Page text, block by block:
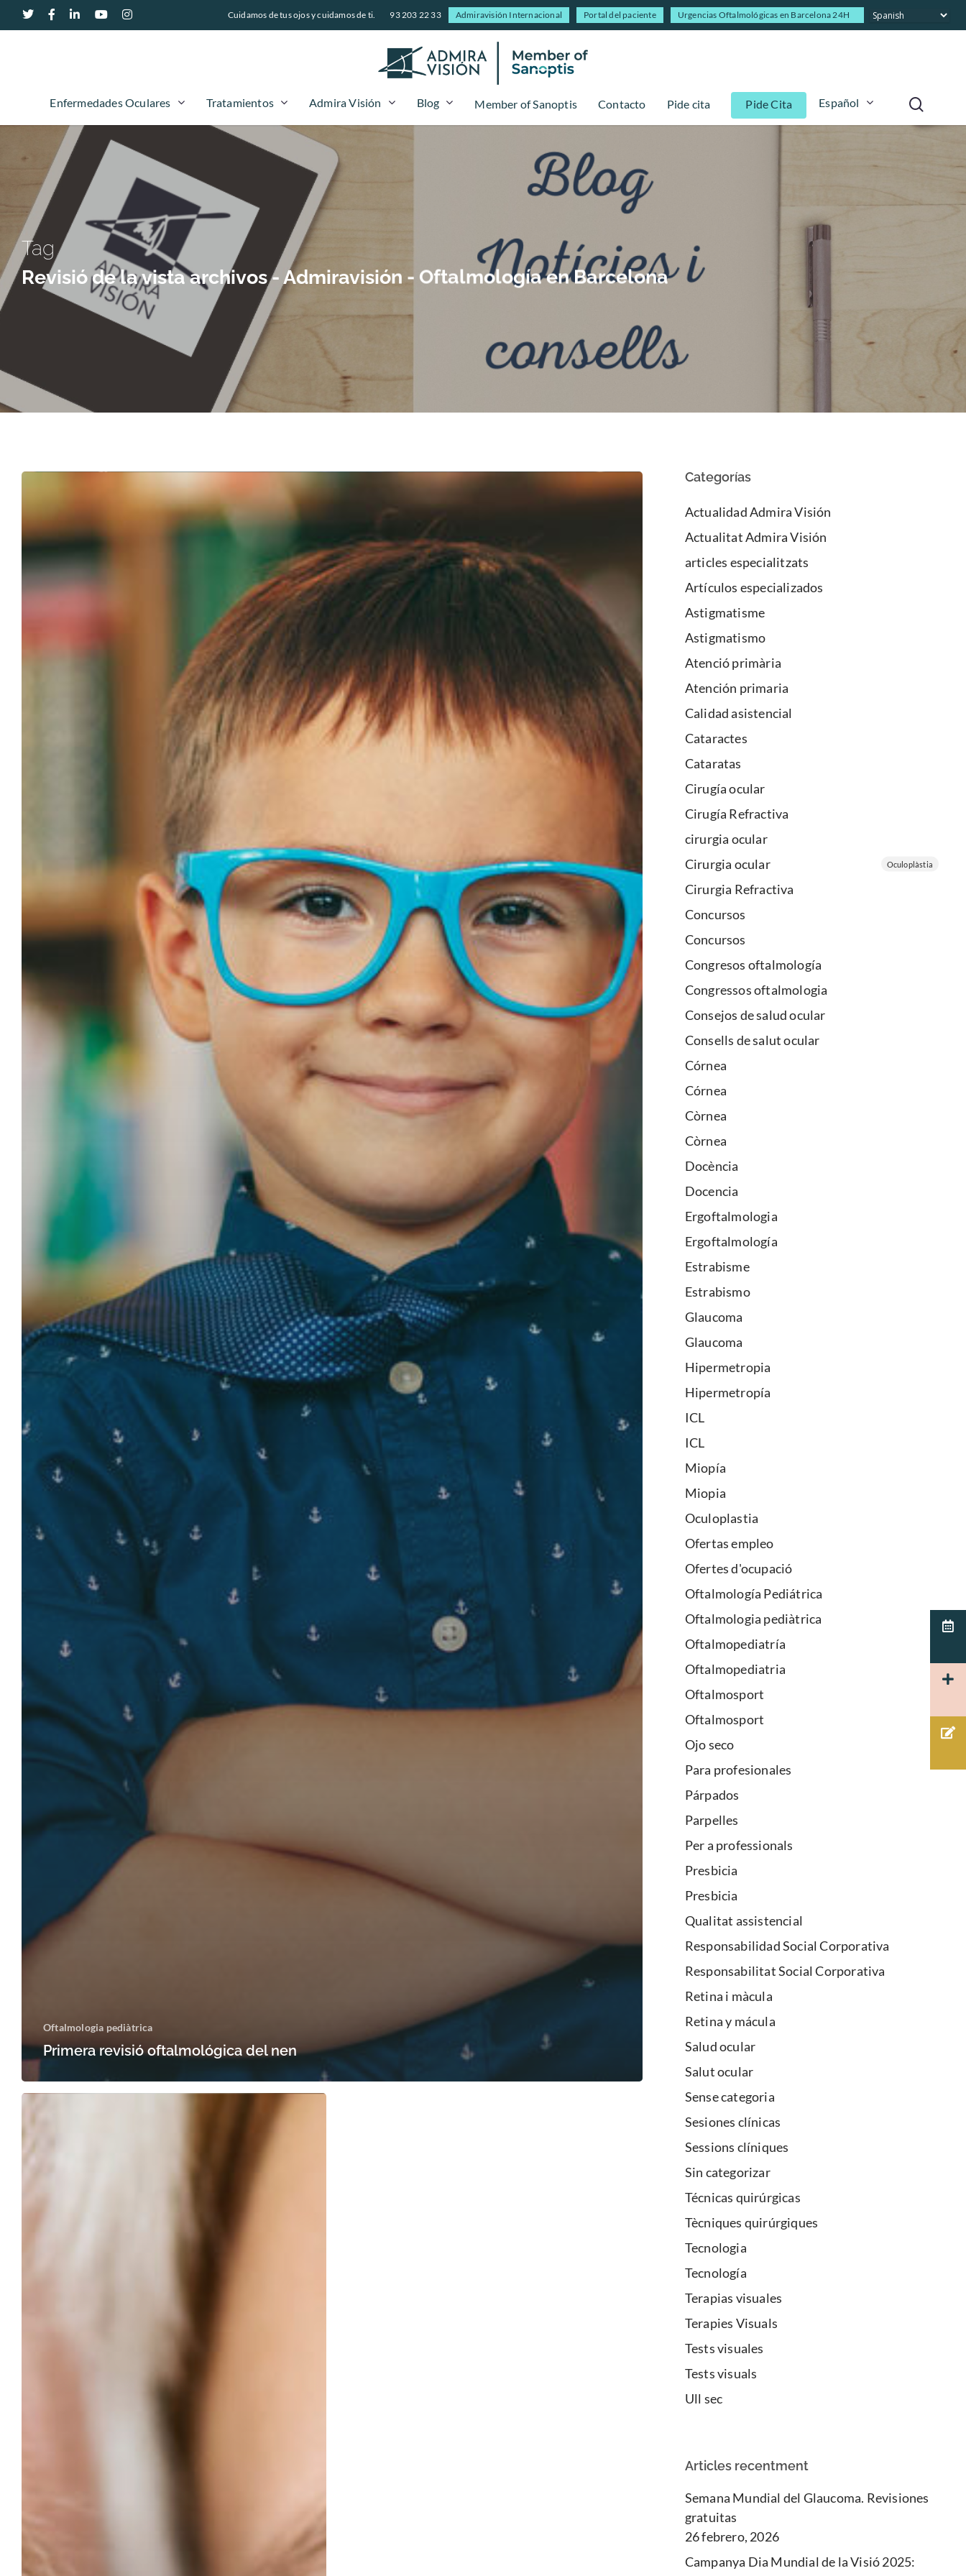
Cuidamos de tus ojos y cuidamos de ti. 93 203 22 33 Admiravisión Internacional Portal del paciente Urgencias Oftalmológicas en Barcelona 24H
Hit enter to search or ESC to close
Enfermedades Oculares Tratamientos Admira Visión Blog Member of Sanoptis Contacto Pide cita Pide Cita Español
Tag
Revisió de la vista archivos - Admiravisión - Oftalmología en Barcelona
Oftalmologia pediàtrica
Primera revisió oftalmológica del nen
Categorías
Actualidad Admira Visión
Actualitat Admira Visión
articles especialitzats
Artículos especializados
Astigmatisme
Astigmatismo
Atenció primària
Atención primaria
Calidad asistencial
Cataractes
Cataratas
Cirugía ocular
Cirugía Refractiva
cirurgia ocular
Cirurgia ocular
Oculoplàstia
Cirurgia Refractiva
Concursos
Concursos
Congresos oftalmología
Congressos oftalmologia
Consejos de salud ocular
Consells de salut ocular
Córnea
Córnea
Còrnea
Còrnea
Docència
Docencia
Ergoftalmologia
Ergoftalmología
Estrabisme
Estrabismo
Glaucoma
Glaucoma
Hipermetropia
Hipermetropía
ICL
ICL
Miopía
Miopia
Oculoplastia
Ofertas empleo
Ofertes d'ocupació
Oftalmología Pediátrica
Oftalmologia pediàtrica
Oftalmopediatría
Oftalmopediatria
Oftalmosport
Oftalmosport
Ojo seco
Para profesionales
Párpados
Parpelles
Per a professionals
Presbicia
Presbicia
Qualitat assistencial
Responsabilidad Social Corporativa
Responsabilitat Social Corporativa
Retina i màcula
Retina y mácula
Salud ocular
Salut ocular
Sense categoria
Sesiones clínicas
Sessions clíniques
Sin categorizar
Técnicas quirúrgicas
Tècniques quirúrgiques
Tecnologia
Tecnología
Terapias visuales
Terapies Visuals
Tests visuales
Tests visuals
Ull sec
Articles recentment
Semana Mundial del Glaucoma. Revisiones
gratuitas
26 febrero, 2026
Campanya Dia Mundial de la Visió 2025: